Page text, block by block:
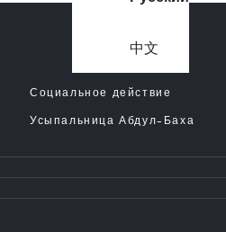
中文
Социальное действие
Усыпальница Абдул-Баха